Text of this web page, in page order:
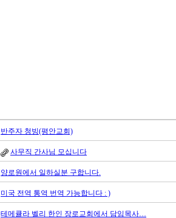
반주자 청빙(평안교회)
사무직 간사님 모십니다
양로원에서 일하실분 구합니다.
미국 전역 통역 번역 가능합니다 : )
테메큘라 벨리 한인 장로교회에서 담임목사…